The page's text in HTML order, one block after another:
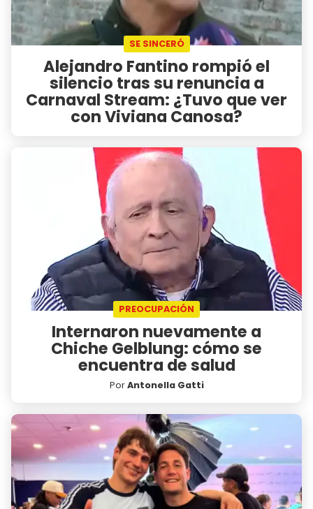
SE SINCERÓ
Alejandro Fantino rompió el
silencio tras su renuncia a
Carnaval Stream: ¿Tuvo que ver
con Viviana Canosa?
PREOCUPACIÓN
Internaron nuevamente a
Chiche Gelblung: cómo se
encuentra de salud
PorAntonella Gatti